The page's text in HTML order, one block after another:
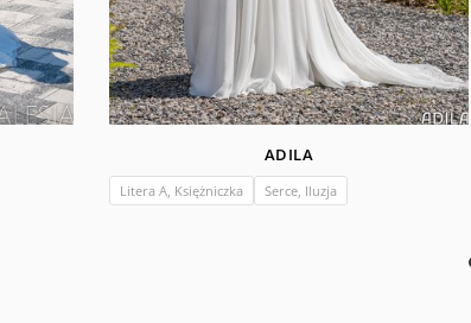
ADILA
Litera A, Księżniczka Serce, Iluzja